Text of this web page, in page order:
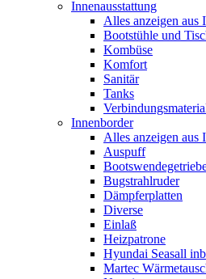
Innenausstattung
Alles anzeigen aus
Bootstühle und
Kombüse
Komfort
Sanitär
Tanks
Innenborder
Alles anzeigen aus
Auspuff
Bugstrahlruder
Dämpferplatten
Diverse
Einlaß
Heizpatrone
Hyundai Seasall
Martec